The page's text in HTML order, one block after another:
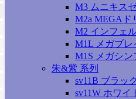
M3 ムニキス
M2a MEGAド
M2 インフェ
M1L メガブレ
M1S メガシン
朱&紫 系列
sv11B ブラッ
sv11W ホワイ